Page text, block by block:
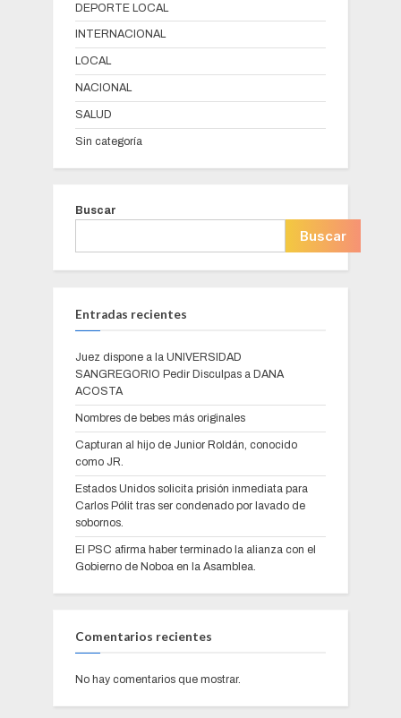
DEPORTE LOCAL
INTERNACIONAL
LOCAL
NACIONAL
SALUD
Sin categoría
Buscar
Buscar
Entradas recientes
Juez dispone a la UNIVERSIDAD
SANGREGORIO Pedir Disculpas a DANA
ACOSTA
Nombres de bebes más originales
Capturan al hijo de Junior Roldán, conocido
como JR.
Estados Unidos solicita prisión inmediata para
Carlos Pólit tras ser condenado por lavado de
sobornos.
El PSC afirma haber terminado la alianza con el
Gobierno de Noboa en la Asamblea.
Comentarios recientes
No hay comentarios que mostrar.